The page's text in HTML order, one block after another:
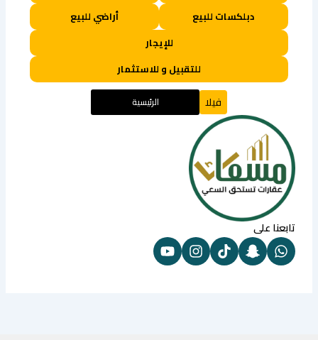
دبلكسات للبيع
أراضي للبيع
للإيجار
للتقبيل و للاستثمار
فيلا الرئيسية
تابعنا على